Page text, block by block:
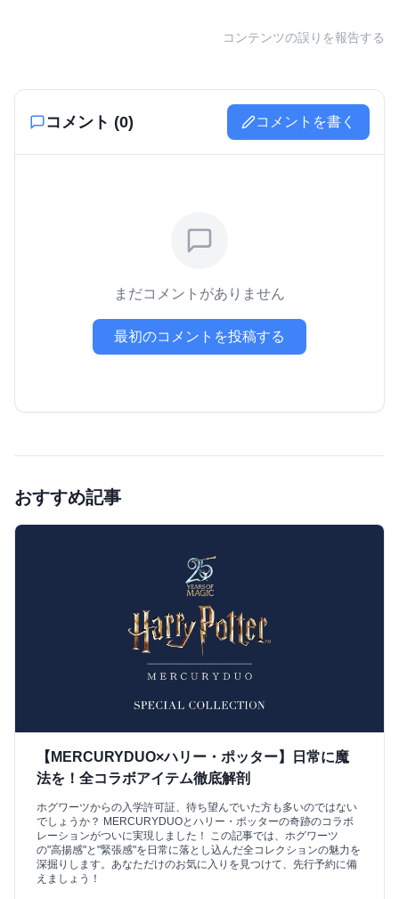
コンテンツの誤りを報告する
コメント (0) コメントを書く
まだコメントがありません
最初のコメントを投稿する
おすすめ記事
【MERCURYDUO×ハリー・ポッター】日常に魔
法を！全コラボアイテム徹底解剖
ホグワーツからの入学許可証、待ち望んでいた方も多いのではない
でしょうか？ MERCURYDUOとハリー・ポッターの奇跡のコラボ
レーションがついに実現しました！ この記事では、ホグワーツ
の"高揚感"と"緊張感"を日常に落とし込んだ全コレクションの魅力を
深掘りします。あなただけのお気に入りを見つけて、先行予約に備
えましょう！